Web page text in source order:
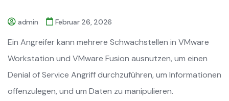
admin Februar 26, 2026
Ein Angreifer kann mehrere Schwachstellen in VMware
Workstation und VMware Fusion ausnutzen, um einen
Denial of Service Angriff durchzuführen, um Informationen
offenzulegen, und um Daten zu manipulieren.